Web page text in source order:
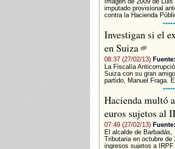
imputado provisional
contra la Hacienda
Investigan si el
en Suiza
08:37 (27/02/13)
La Fiscalía
Suiza con su gran
partido, Manuel Fraga.
Hacienda multó
euros sujetos al
07:49 (27/02/13)
El alcalde de
Tributaria en octubre de
ingresos sujetos a IRPF